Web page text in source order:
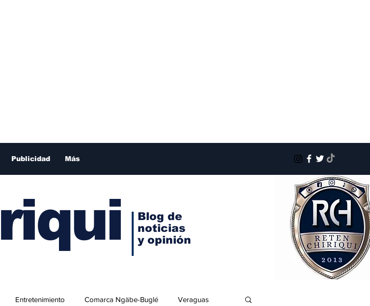
Publicidad Más
Blog de
noticias
y opinión
Entretenimiento Comarca Ngäbe-Buglé Veraguas